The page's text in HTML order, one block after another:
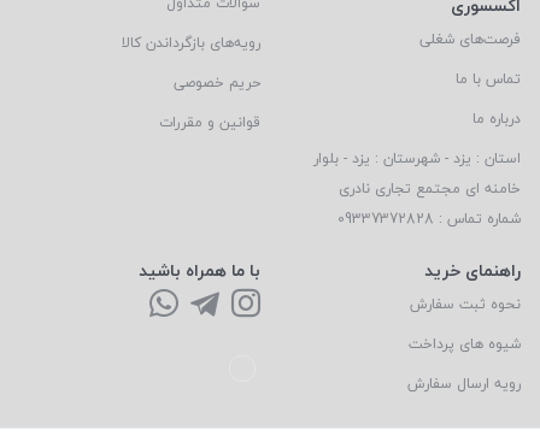
فرصت‌های شغلی
تماس با ما
درباره ما
استان : یزد - شهرستان : یزد - بلوار
خامنه ای مجتمع تجاری نادری
شماره تماس : 09337372828
رویه‌های بازگرداندن کالا
حریم خصوصی
قوانین و مقررات
راهنمای خرید
نحوه ثبت سفارش
شیوه های پرداخت
رویه ارسال سفارش
با ما همراه باشید